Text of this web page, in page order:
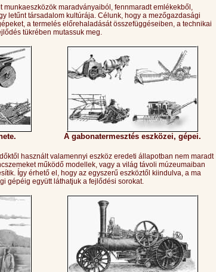
munkaeszközök maradványaiból, fennmaradt emlékekből,
letűnt társadalom kultúrája. Célunk, hogy a mezőgazdasági
a termelés előrehaladását összefüggéseiben, a technikai
tükrében mutassuk meg.
A gabonatermesztés eszközei, gépei.
használt valamennyi eszköz eredeti állapotban nem maradt
működő modellek, vagy a világ távoli múzeumaiban
Így érhető el, hogy az egyszerű eszköztől kiindulva, a ma
gépéig együtt láthatjuk a fejlődési sorokat.